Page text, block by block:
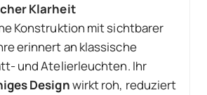
Klarheit
Konstruktion mit sichtbarer
erinnert an klassische
und Atelierleuchten. Ihr
Designwirkt roh, reduziert